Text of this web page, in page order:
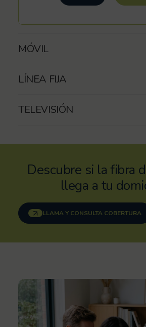
MÓVIL
LÍNEA FIJA
TELEVISIÓN
Descubre si la fibra
llega a tu
LLAMA Y CONSULTA COBERTURA